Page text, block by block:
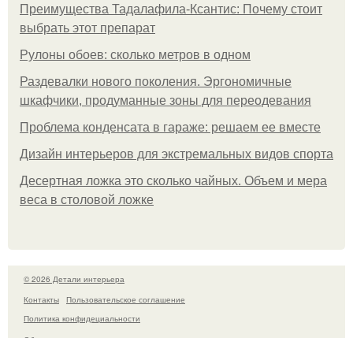
Преимущества Тадалафила-Ксантис: Почему стоит
выбрать этот препарат
Рулоны обоев: сколько метров в одном
Раздевалки нового поколения. Эргономичные
шкафчики, продуманные зоны для переодевания
Проблема конденсата в гараже: решаем ее вместе
Дизайн интерьеров для экстремальных видов спорта
Десертная ложка это сколько чайных. Объем и мера
веса в столовой ложке
© 2026 Детали интерьера
Контакты
Пользовательское соглашение
Политика конфидециальности